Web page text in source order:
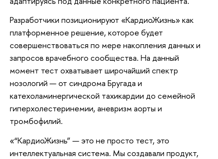
Разработчики позиционируют «КардиоЖизнь» как
платформенное решение, которое будет
совершенствоваться по мере накопления данных и
запросов врачебного сообщества. На данный
момент тест охватывает широчайший спектр
нозологий — от синдрома Бругада и
катехоламинергической тахикардии до семейной
гиперхолестеринемии, аневризм аорты и
тромбофилий.
«“КардиоЖизнь” — это не просто тест, это
интеллектуальная система. Мы создавали продукт,